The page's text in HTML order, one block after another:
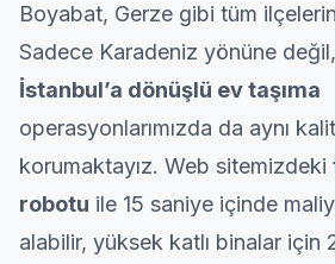
Boyabat, Gerze gibi tüm
Sadece Karadeniz yönüne değil,
İstanbul’a dönüşlü ev taşıma
operasyonlarımızda da aynı
korumaktayız. Web sitemizdeki
robotu ile 15 saniye içinde
alabilir, yüksek katlı binalar için